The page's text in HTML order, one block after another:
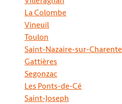
La Colombe
Vineuil
Toulon
Saint-Nazaire-sur-Charente
Gattières
Segonzac
Les Ponts-de-Cé
Saint-Joseph